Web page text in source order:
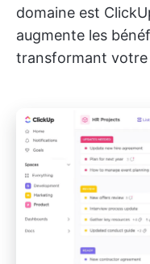
domaine est
augmente les
transformant votre